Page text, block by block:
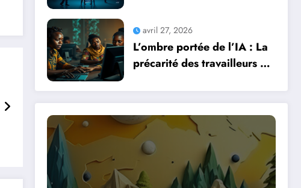
Une Course Contre la
Montre Africaine
avril 27, 2026
L’ombre portée de l’IA : La
précarité des travailleurs du
révolution numérique